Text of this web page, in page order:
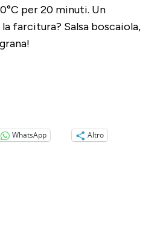
per 20 minuti. Un
farcitura? Salsa boscaiola,
WhatsApp Altro